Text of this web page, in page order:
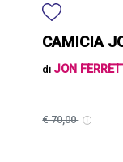
CAMICIA
di JON
€ 70,00